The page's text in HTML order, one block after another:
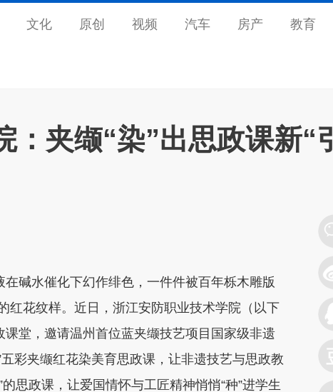
文化 原创 视频 汽车 房产 教育
夹缬“染”出思政课新“引
碱水催化下幻作绯色，一件件被百年栎木雕版
红花纹样。近日，浙江安防职业技术学院（以下
课堂，邀请温州首位蓝夹缬技艺项目国家级非遗
彩夹缬红花染美育思政课，让非遗技艺与思政教
思政课，让爱国情怀与工匠精神悄悄“种”进学生